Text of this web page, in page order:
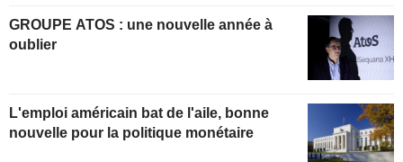
GROUPE ATOS : une nouvelle année à
oublier
L'emploi américain bat de l'aile, bonne
nouvelle pour la politique monétaire